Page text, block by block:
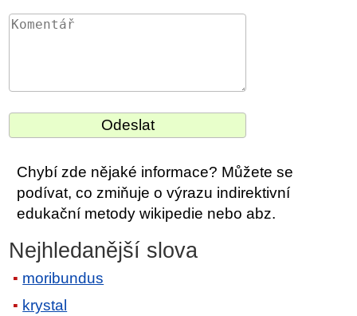
Chybí zde nějaké informace? Můžete se
podívat, co zmiňuje o výrazu indirektivní
edukační metody wikipedie nebo abz.
Nejhledanější slova
moribundus
krystal